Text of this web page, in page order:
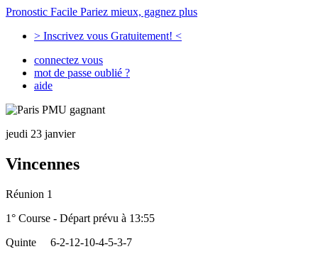
Pronostic Facile Pariez mieux, gagnez plus
> Inscrivez vous Gratuitement! <
connectez vous
mot de passe oublié ?
aide
jeudi 23 janvier
Vincennes
Réunion 1
1° Course - Départ prévu à 13:55
Quinte
6-2-12-10-4-5-3-7